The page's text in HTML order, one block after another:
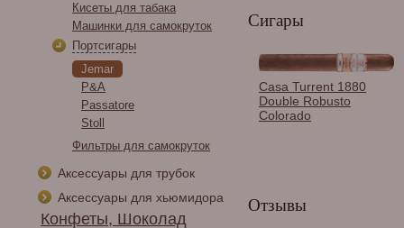
Кисеты для табака
Машинки для самокруток
Портсигары
Jemar
P&A
Passatore
Stoll
Фильтры для самокруток
Аксессуары для трубок
Аксессуары для хьюмидора
Конфеты, Шоколад
Пакет подарочный
"Vega de tabaco" на 10
сигар
Сигары
Casa Turrent 1880
Double Robusto
Colorado
Отзывы